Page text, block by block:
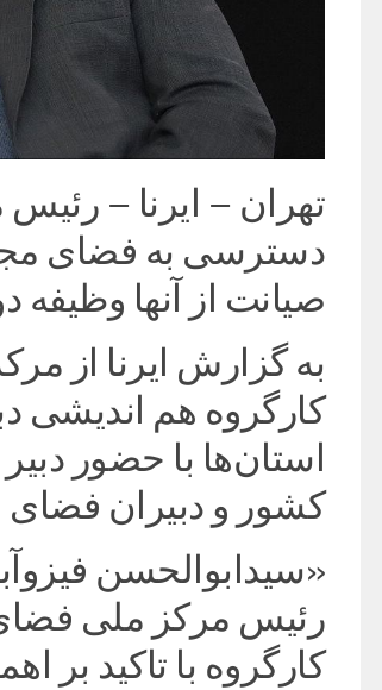
تهران – ایرنا –
دسترسی به فضای
صیانت از آنها
به گزارش ایرنا از
کارگروه هم اندیشی
استان‌ها با حضور
کشور و دبیران فضای مجازی ۱۰
«سیدابوالحسن
رئیس مرکز ملی
کارگروه با تاکید